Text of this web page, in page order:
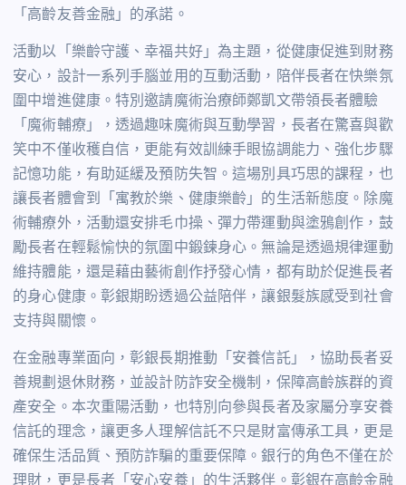
「高齡友善金融」的承諾。
活動以「樂齡守護、幸福共好」為主題，從健康促進到財務
安心，設計一系列手腦並用的互動活動，陪伴長者在快樂氛
圍中增進健康。特別邀請魔術治療師鄭凱文帶領長者體驗
「魔術輔療」，透過趣味魔術與互動學習，長者在驚喜與歡
笑中不僅收穫自信，更能有效訓練手眼協調能力、強化步驟
記憶功能，有助延緩及預防失智。這場別具巧思的課程，也
讓長者體會到「寓教於樂、健康樂齡」的生活新態度。除魔
術輔療外，活動還安排毛巾操、彈力帶運動與塗鴉創作，鼓
勵長者在輕鬆愉快的氛圍中鍛鍊身心。無論是透過規律運動
維持體能，還是藉由藝術創作抒發心情，都有助於促進長者
的身心健康。彰銀期盼透過公益陪伴，讓銀髮族感受到社會
支持與關懷。
在金融專業面向，彰銀長期推動「安養信託」，協助長者妥
善規劃退休財務，並設計防詐安全機制，保障高齡族群的資
產安全。本次重陽活動，也特別向參與長者及家屬分享安養
信託的理念，讓更多人理解信託不只是財富傳承工具，更是
確保生活品質、預防詐騙的重要保障。銀行的角色不僅在於
理財，更是長者「安心安養」的生活夥伴。彰銀在高齡金融